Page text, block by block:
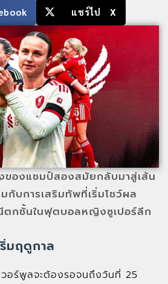
แชร์ไป X
ของแชมป์สองสมัยกลับมาสู่เส้น
กับการเสริมทัพที่เริ่มโชว์ผล
กชั้นในฟุตบอลหญิงซูเปอร์ลีก
ริ่มฤดูกาล
วอร์พูลจะต้องรอจนถึงวันที่ 25